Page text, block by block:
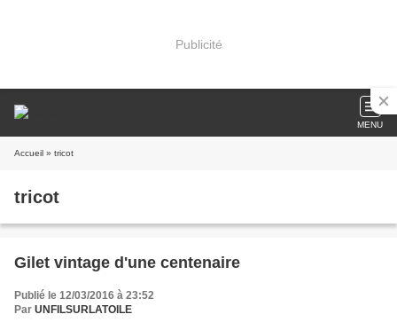
Publicité
MENU
Accueil » tricot
tricot
Gilet vintage d'une centenaire
Publié le 12/03/2016 à 23:52
Par UNFILSURLATOILE